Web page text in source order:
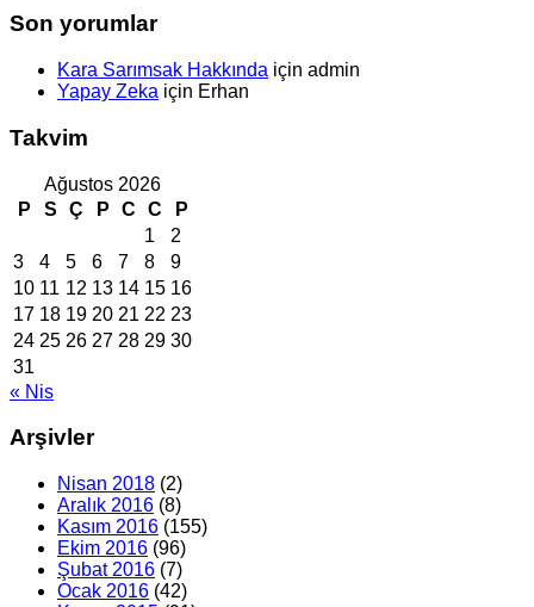
Son yorumlar
Kara Sarımsak Hakkında için admin
Yapay Zeka için Erhan
Takvim
Ağustos 2026
P
S Ç P C C
P
1
2
3
4 5 6 7 8
9
10 11 12 13 14 15 16
17 18 19 20 21 22 23
24 25 26 27 28 29 30
31
« Nis
Arşivler
Nisan 2018 (2)
Aralık 2016 (8)
Kasım 2016 (155)
Ekim 2016 (96)
Şubat 2016 (7)
Ocak 2016 (42)